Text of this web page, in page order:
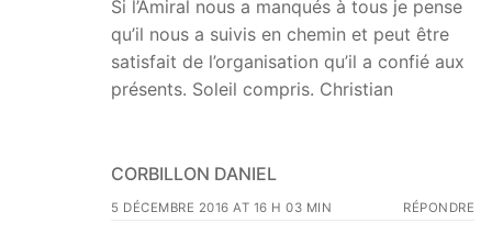
Si l’Amiral nous a manqués à tous je pense
qu’il nous a suivis en chemin et peut être
satisfait de l’organisation qu’il a confié aux
présents. Soleil compris. Christian
CORBILLON DANIEL
5 DÉCEMBRE 2016 AT 16 H 03 MIN RÉPONDRE